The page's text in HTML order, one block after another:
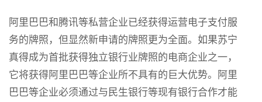
阿里巴巴和腾讯等私营企业已经获得运营电子支付服
务的牌照，但显然新申请的牌照更为全面。如果苏宁
真得成为首批获得独立银行业牌照的电商企业之一，
它将获得阿里巴巴等企业所不具有的巨大优势。阿里
巴巴等企业必须通过与民生银行等现有银行合作才能